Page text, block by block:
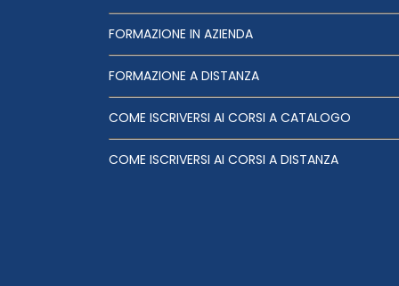
FORMAZIONE IN AZIENDA
FORMAZIONE A DISTANZA
COME ISCRIVERSI AI CORSI A CATALOGO
COME ISCRIVERSI AI CORSI A DISTANZA